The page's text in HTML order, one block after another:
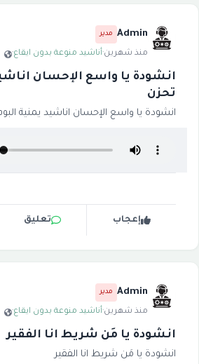
Admin مدير
منذ شهرين·أناشيد منوعة بدون ايقاع·
انشودة يا واسع الإحسان
تحزن
انشودة يا واسع الإحسان اناشيد يمنية
إعجاب تعليق
Admin مدير
منذ شهرين·أناشيد منوعة بدون ايقاع·
انشودة يا مَن شريط انا الفقير
انشودة يا مَن شريط انا الفقير